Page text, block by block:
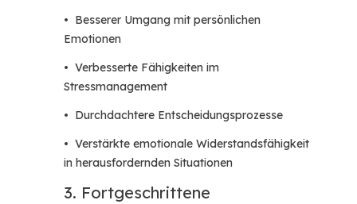
• Besserer Umgang mit persönlichen
Emotionen
• Verbesserte Fähigkeiten im
Stressmanagement
• Durchdachtere Entscheidungsprozesse
• Verstärkte emotionale Widerstandsfähigkeit
in herausfordernden Situationen
3. Fortgeschrittene